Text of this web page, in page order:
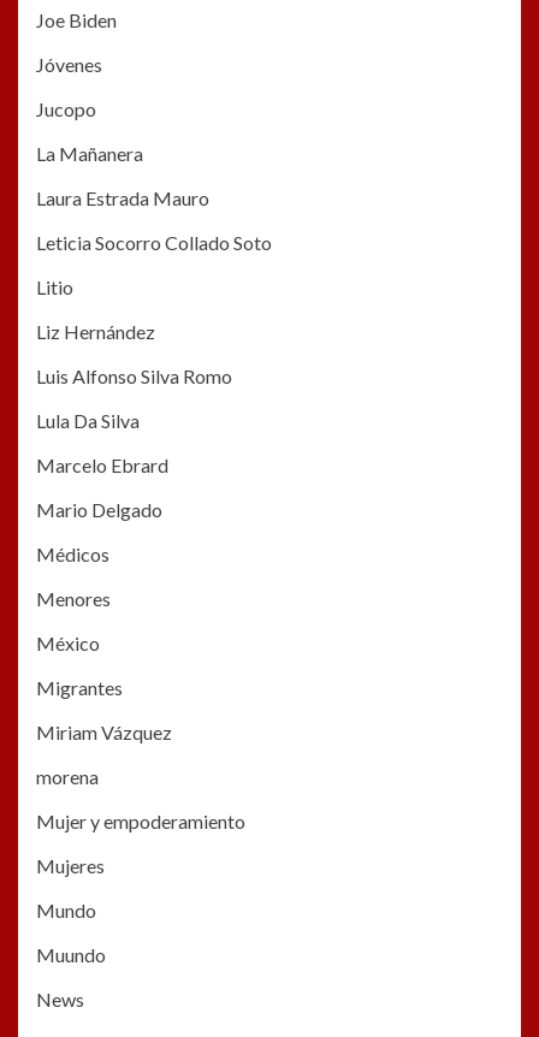
Joe Biden
Jóvenes
Jucopo
La Mañanera
Laura Estrada Mauro
Leticia Socorro Collado Soto
Litio
Liz Hernández
Luis Alfonso Silva Romo
Lula Da Silva
Marcelo Ebrard
Mario Delgado
Médicos
Menores
México
Migrantes
Miriam Vázquez
morena
Mujer y empoderamiento
Mujeres
Mundo
Muundo
News